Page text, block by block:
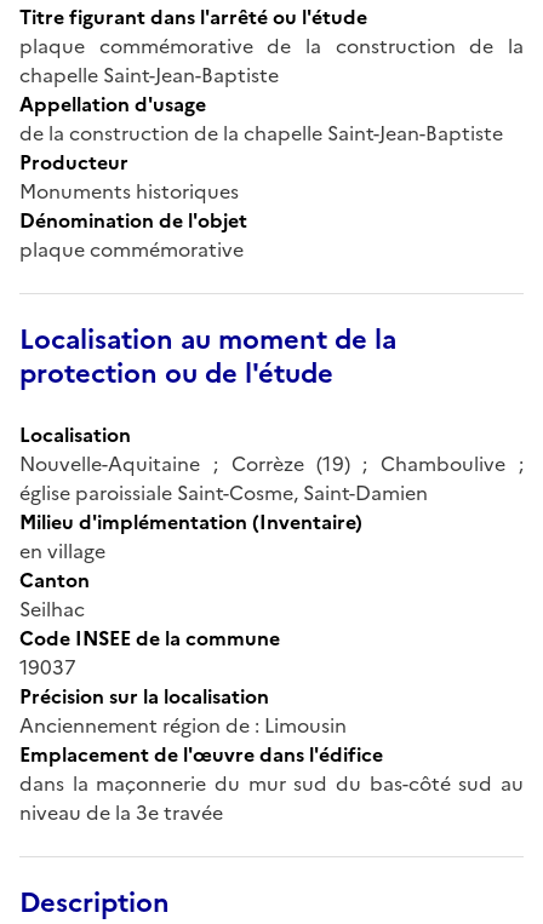
Titre figurant dans l'arrêté ou l'étude
plaque commémorative de la construction de la
chapelle Saint-Jean-Baptiste
Appellation d'usage
de la construction de la chapelle Saint-Jean-Baptiste
Producteur
Monuments historiques
Dénomination de l'objet
plaque commémorative
Localisation au moment de la
protection ou de l'étude
Localisation
Nouvelle-Aquitaine ; Corrèze (19) ; Chamboulive ;
église paroissiale Saint-Cosme, Saint-Damien
Milieu d'implémentation (Inventaire)
en village
Canton
Seilhac
Code INSEE de la commune
19037
Précision sur la localisation
Anciennement région de : Limousin
Emplacement de l'œuvre dans l'édifice
dans la maçonnerie du mur sud du bas-côté sud au
niveau de la 3e travée
Description